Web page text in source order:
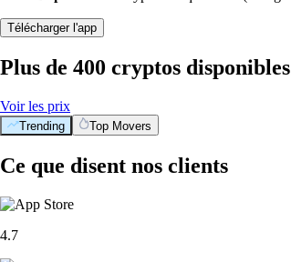
Télécharger l'app
Plus de 400 cryptos disponibles
Voir les prix
Trending Top Movers
Ce que disent nos clients
4.7